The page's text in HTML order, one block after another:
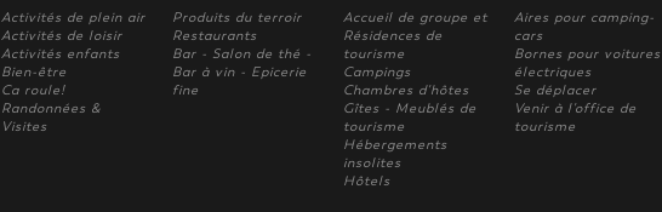
Activités de plein air
Activités de loisir
Activités enfants
Bien-être
Ca roule!
Randonnées &
Visites
Produits du terroir
Restaurants
Bar - Salon de thé -
Bar à vin - Epicerie
fine
Accueil de groupe et
Résidences de
tourisme
Campings
Chambres d'hôtes
Gîtes - Meublés de
tourisme
Hébergements
insolites
Hôtels
Aires pour camping-
cars
Bornes pour voitures
électriques
Se déplacer
Venir à l'office de
tourisme